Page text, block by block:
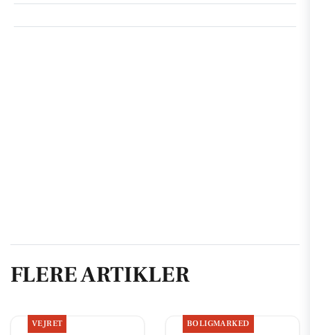
FLERE ARTIKLER
VEJRET BOLIGMARKED